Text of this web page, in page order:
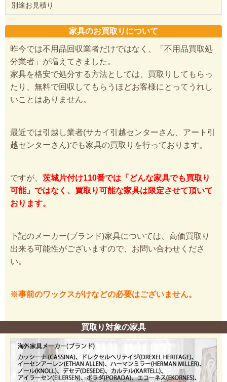
別途お見積り
家具のお買取りについて
昨今では不用品回収業者だけではなく、「不用品買取処
分業者」が増えてきました。
家具を格安で処分する方法としては、買取りしてもらっ
たり、無料で回収してもらうほどお客様にとってうれし
いことはありません。
最近では引越し業者(サカイ引越センターさん、アート引
越センターさん)でも家具の買取りを行っております。
ですが、 茨城片付け110番では「どんな家具でも買取り
可能」ではなく、買取り可能な家具は限定させて頂いて
おります。
下記のメーカー(ブランド)家具については、高価買取り
出来る可能性がございますので、お問い合わせくださ
い。
※事前のワックスがけなどの必要はございません。
買取り対象の家具